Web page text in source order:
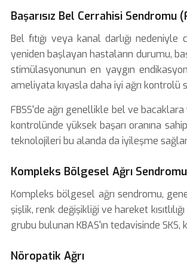
Başarısız Bel Cerrahisi Sendromu
Bel fıtığı veya kanal darlığı
yeniden başlayan hastaların durumu,
stimülasyonunun en yaygın
ameliyata kıyasla daha iyi ağrı kontrolü
FBSS'de ağrı genellikle bel ve
kontrolünde yüksek başarı oranına
teknolojileri bu alanda da iyileşme
Kompleks Bölgesel Ağrı
Kompleks bölgesel ağrı sendromu,
şişlik, renk değişikliği ve hareket
grubu bulunan KBAS'ın tedavisinde
Nöropatik Ağrı